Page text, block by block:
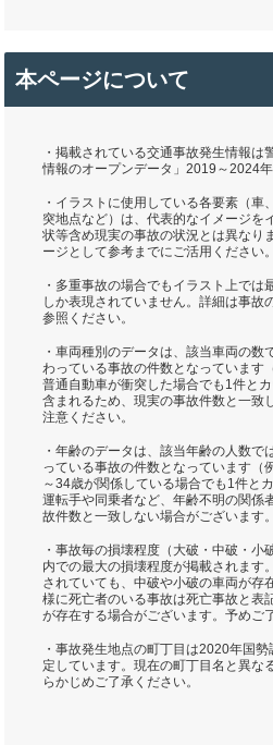
本ページについて
・掲載されている交通事故発生情報は
情報のオープンデータ」2019～2024年
・イラストに使用している各要素（車
突地点など）は、代表的なイメージを
状等含め現実の事故の状況とは異なり
ージとして参考までにご活用ください。
・多重事故の場合でもイラスト上では
しか表現されていません。詳細は事故
参照ください。
・車両種別のデータは、該当車両の数
わっている事故の件数となっています
普通自動車が衝突した場合でも1件と
含まれるため、現実の事故件数と一致
注意ください。
・年齢のデータは、該当年齢の人数で
っている事故の件数となっています（
～34歳が関係している場合でも1件と
運転手や同乗者など、年齢不明の関係
故件数と一致しない場合がございます
・事故毎の損壊程度（大破・中破・小
内での最大の損壊程度が掲載されます
されていても、中破や小破の車両が存
様に死亡者のいる事故は死亡事故と表
が存在する場合がございます。予めご
・事故発生地点の町丁目は2020年国
定しています。現在の町丁目名と異な
らかじめご了承ください。